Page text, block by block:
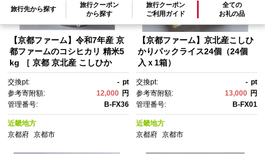
旅行先から探す
旅行クーポン
から探す
旅行クーポン
ご利用ガイド
全ての
お礼の品
【京都ファーム】令和7年産 京
都ファームのコシヒカリ 精米5
kg ［ 京都 京北産 こしひか
め お取り寄せ 通販 送料無料 ふ
るさと納税 ］
交換pt: - pt
参考寄附額:
12,000 円
管理番号:
B-FX36
近畿地方
京都府
京都市
【京都ファーム】京北産こしひ
かりパックライス24個（24個
入ｘ1箱）
交換pt: - pt
参考寄附額:
13,000 円
管理番号:
B-FX01
近畿地方
京都府 京都市